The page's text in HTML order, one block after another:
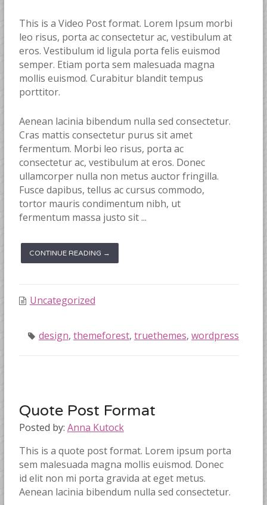
This is a Video Post format. Lorem Ipsum morbi
leo risus, porta ac consectetur ac, vestibulum at
eros. Vestibulum id ligula porta felis euismod
semper. Etiam porta sem malesuada magna
mollis euismod. Curabitur blandit tempus
porttitor.
Aenean lacinia bibendum nulla sed consectetur.
Cras mattis consectetur purus sit amet
fermentum. Morbi leo risus, porta ac
consectetur ac, vestibulum at eros. Donec
ullamcorper nulla non metus auctor fringilla.
Fusce dapibus, tellus ac cursus commodo,
tortor mauris condimentum nibh, ut
fermentum massa justo sit ...
CONTINUE READING →
Uncategorized
design, themeforest, truethemes, wordpress
Quote Post Format
Posted by: Anna Kutock
This is a quote post format. Lorem ipsum porta
sem malesuada magna mollis euismod. Donec
id elit non mi porta gravida at eget metus.
Aenean lacinia bibendum nulla sed consectetur.